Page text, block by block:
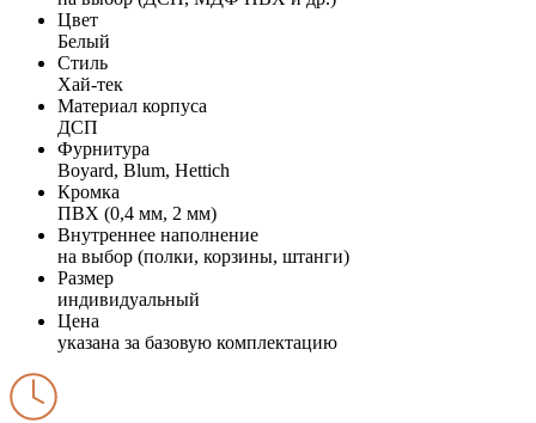
Цвет
Белый
Стиль
Хай-тек
Материал корпуса
ДСП
Фурнитура
Boyard, Blum, Hettich
Кромка
ПВХ (0,4 мм, 2 мм)
Внутреннее наполнение
на выбор (полки, корзины, штанги)
Размер
индивидуальный
Цена
указана за базовую комплектацию